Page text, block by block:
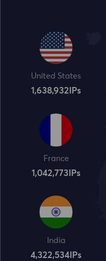
United States
1,638,932 IPs
France
1,042,773 IPs
India
4,322,534 IPs